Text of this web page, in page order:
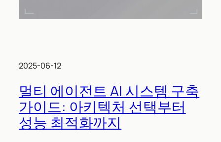
2025-06-12
멀티 에이전트 AI 시스템 구축
가이드: 아키텍처 선택부터
성능 최적화까지